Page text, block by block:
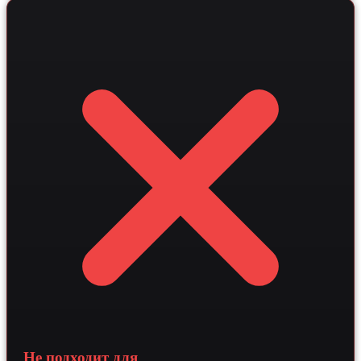
Не подходит для